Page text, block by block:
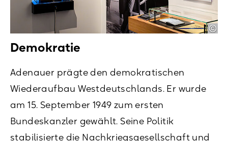
Demokratie
Adenauer prägte den demokratischen
Wiederaufbau Westdeutschlands. Er wurde
am 15. September 1949 zum ersten
Bundeskanzler gewählt. Seine Politik
stabilisierte die Nachkriegsgesellschaft und